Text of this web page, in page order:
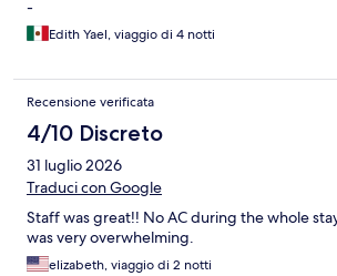
-
Edith Yael, viaggio di 4 notti
Recensione verificata
4/10 Discreto
31 luglio 2026
Traduci con Google
Staff was great!! No AC during the whole
was very overwhelming.
elizabeth, viaggio di 2 notti